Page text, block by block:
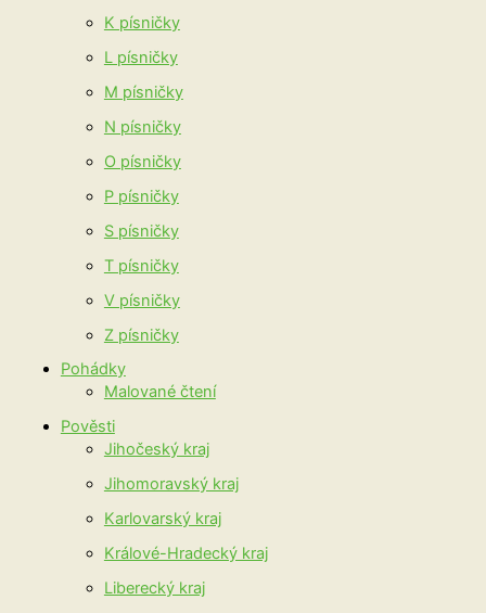
K písničky
L písničky
M písničky
N písničky
O písničky
P písničky
S písničky
T písničky
V písničky
Z písničky
Pohádky
Malované čtení
Pověsti
Jihočeský kraj
Jihomoravský kraj
Karlovarský kraj
Králové-Hradecký kraj
Liberecký kraj